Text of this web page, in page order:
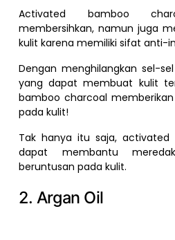
Activated bamboo
membersihkan, namun juga
kulit karena memiliki sifat anti-
Dengan menghilangkan sel-
yang dapat membuat kulit
bamboo charcoal
pada kulit!
Tak hanya itu saja,
dapat membantu
beruntusan pada kulit.
2. Argan Oil